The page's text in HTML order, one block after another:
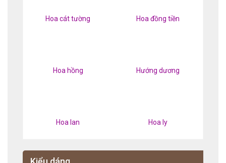
Hoa cát tường Hoa đồng tiền
Hoa hồng Hướng dương
Hoa lan Hoa ly